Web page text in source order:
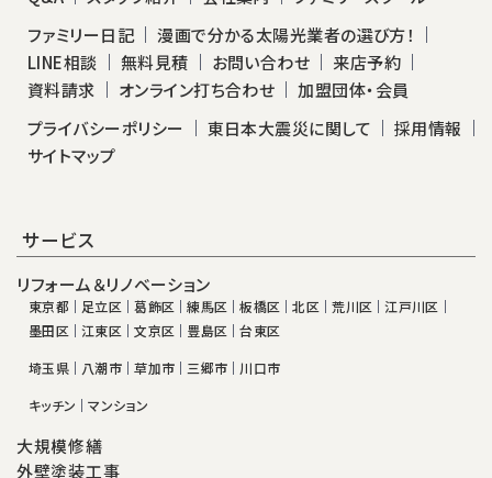
ファミリー日記
漫画で分かる太陽光業者の選び方！
LINE相談
無料見積 お問い合わせ
来店予約
資料請求
オンライン打ち合わせ
加盟団体・会員
プライバシーポリシー
東日本大震災に関して
採用情報
サイトマップ
サービス
リフォーム＆リノベーション
東京都 足立区 葛飾区 練馬区 板橋区 北区 荒川区
江戸川区
墨田区
江東区 文京区 豊島区
台東区
埼玉県
八潮市 草加市 三郷市
川口市
キッチン
マンション
大規模修繕
外壁塗装工事